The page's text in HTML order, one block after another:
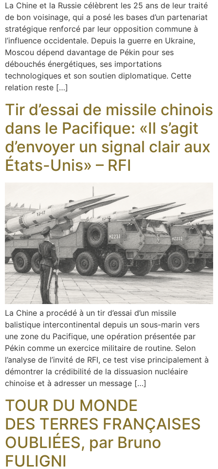
La Chine et la Russie célèbrent les 25 ans de leur traité
de bon voisinage, qui a posé les bases d’un partenariat
stratégique renforcé par leur opposition commune à
l’influence occidentale. Depuis la guerre en Ukraine,
Moscou dépend davantage de Pékin pour ses
débouchés énergétiques, ses importations
technologiques et son soutien diplomatique. Cette
relation reste […]
Tir d’essai de missile chinois
dans le Pacifique: «Il s’agit
d’envoyer un signal clair aux
États-Unis» – RFI
La Chine a procédé à un tir d’essai d’un missile
balistique intercontinental depuis un sous-marin vers
une zone du Pacifique, une opération présentée par
Pékin comme un exercice militaire de routine. Selon
l’analyse de l’invité de RFI, ce test vise principalement à
démontrer la crédibilité de la dissuasion nucléaire
chinoise et à adresser un message […]
TOUR DU MONDE
DES TERRES FRANÇAISES
OUBLIÉES, par Bruno
FULIGNI